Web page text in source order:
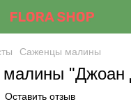
Саженцы малины
"Джоан
Оставить отзыв